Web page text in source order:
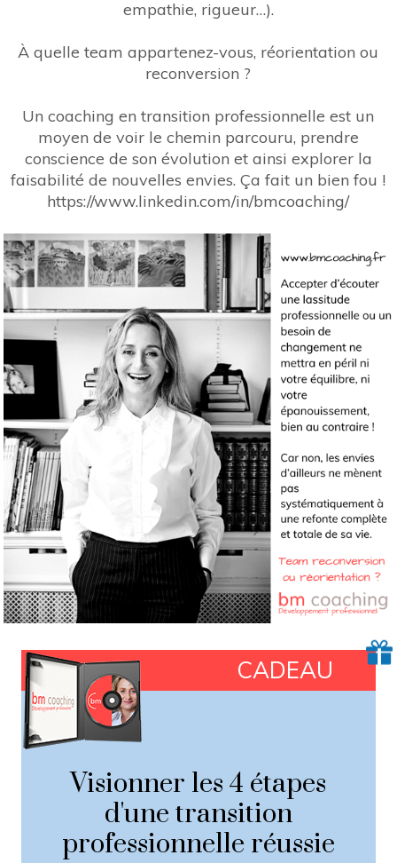
empathie, rigueur…).
À quelle team appartenez-vous, réorientation ou
reconversion ?
Un coaching en transition professionnelle est un
moyen de voir le chemin parcouru, prendre
conscience de son évolution et ainsi explorer la
faisabilité de nouvelles envies. Ça fait un bien fou !
https://www.linkedin.com/in/bmcoaching/
CADEAU
Visionner les 4 étapes
d'une transition
professionnelle réussie